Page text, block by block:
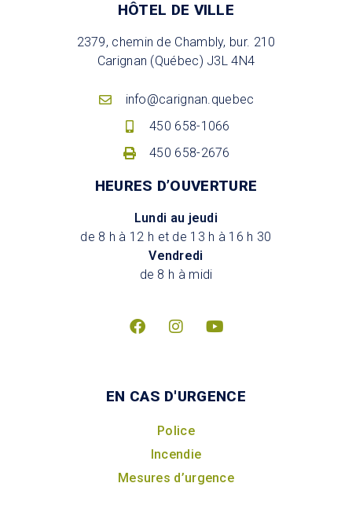
HÔTEL DE VILLE
2379, chemin de Chambly, bur. 210
Carignan (Québec) J3L 4N4
info@carignan.quebec
450 658-1066
450 658-2676
HEURES D’OUVERTURE
Lundi au jeudi
de 8 h à 12 h et de 13 h à 16 h 30
Vendredi
de 8 h à midi
EN CAS D'URGENCE
Police
Incendie
Mesures d’urgence